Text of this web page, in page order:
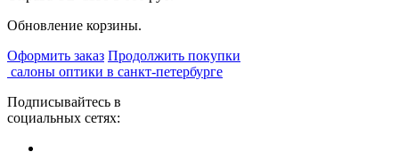
Обновление корзины.
Оформить заказ Продолжить покупки
салоны оптики в санкт-петербурге
Подписывайтесь в
социальных сетях: